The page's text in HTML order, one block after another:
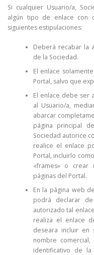
Si cualquier Usuario/a,
algún tipo de enlace con
siguientes estipulaciones:
Deberá recabar la
de la Sociedad.
El enlace
Portal, salvo que
El enlace debe ser
al Usuario/a,
abarcar
página principal
Sociedad autorice
realice el enlace
Portal, incluirlo
«frames» o crear
páginas del Portal.
En la página web
podrá declarar
autorizado tal
realiza el enlace
deseara incluir en
nombre
identificativo de